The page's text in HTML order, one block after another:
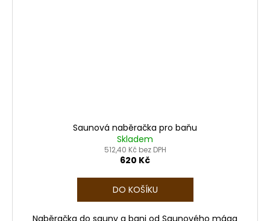
Saunová naběračka pro baňu
Skladem
512,40 Kč bez DPH
620 Kč
DO KOŠÍKU